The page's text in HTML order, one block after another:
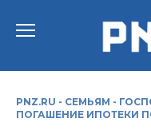
PNZ.RU - СЕМЬЯМ -
ПОГАШЕНИЕ ИПОТЕКИ